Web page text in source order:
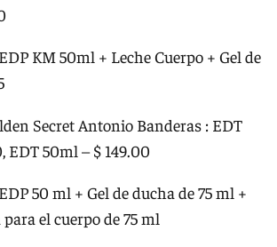
KM 50ml + Leche Cuerpo + Gel de
Secret Antonio Banderas : EDT
EDT 50ml – $ 149.00
50 ml + Gel de ducha de 75 ml +
el cuerpo de 75 ml